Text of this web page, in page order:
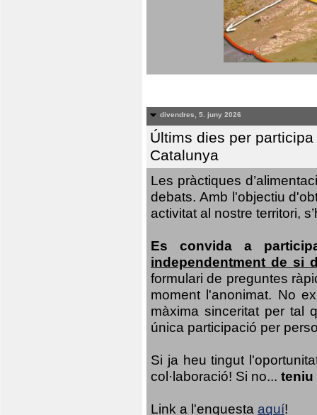
divendres, 5. juny 2026
Últims dies per
Catalunya
Les pràctiques
debats. Amb l'objectiu
activitat al nostre territori,
Es convida a
independentment de si
formulari de preguntes
moment l'anonimat. No
màxima sinceritat per tal
única participació per
Si ja heu tingut
col·laboració! Si no... teniu
Link a l'enquesta aquí!